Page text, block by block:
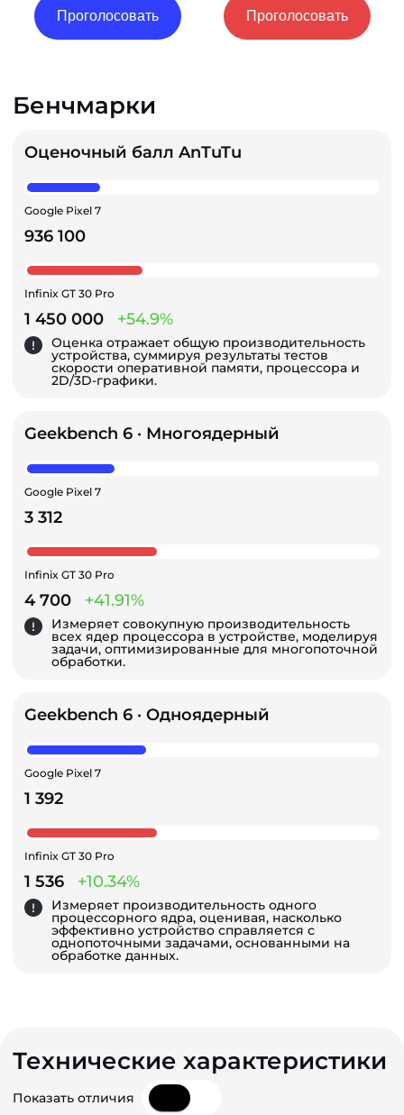
Проголосовать Проголосовать
Бенчмарки
Оценочный балл AnTuTu
Google Pixel 7
936 100
Infinix GT 30 Pro
1 450 000 +54.9%
Оценка отражает общую производительность
устройства, суммируя результаты тестов
скорости оперативной памяти, процессора и
2D/3D-графики.
Geekbench 6 · Многоядерный
Google Pixel 7
3 312
Infinix GT 30 Pro
4 700 +41.91%
Измеряет совокупную производительность
всех ядер процессора в устройстве, моделируя
задачи, оптимизированные для многопоточной
обработки.
Geekbench 6 · Одноядерный
Google Pixel 7
1 392
Infinix GT 30 Pro
1 536 +10.34%
Измеряет производительность одного
процессорного ядра, оценивая, насколько
эффективно устройство справляется с
однопоточными задачами, основанными на
обработке данных.
Технические характеристики
Показать отличия